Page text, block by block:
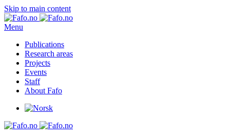
Skip to main content
Menu
Publications
Research areas
Projects
Events
Staff
About Fafo